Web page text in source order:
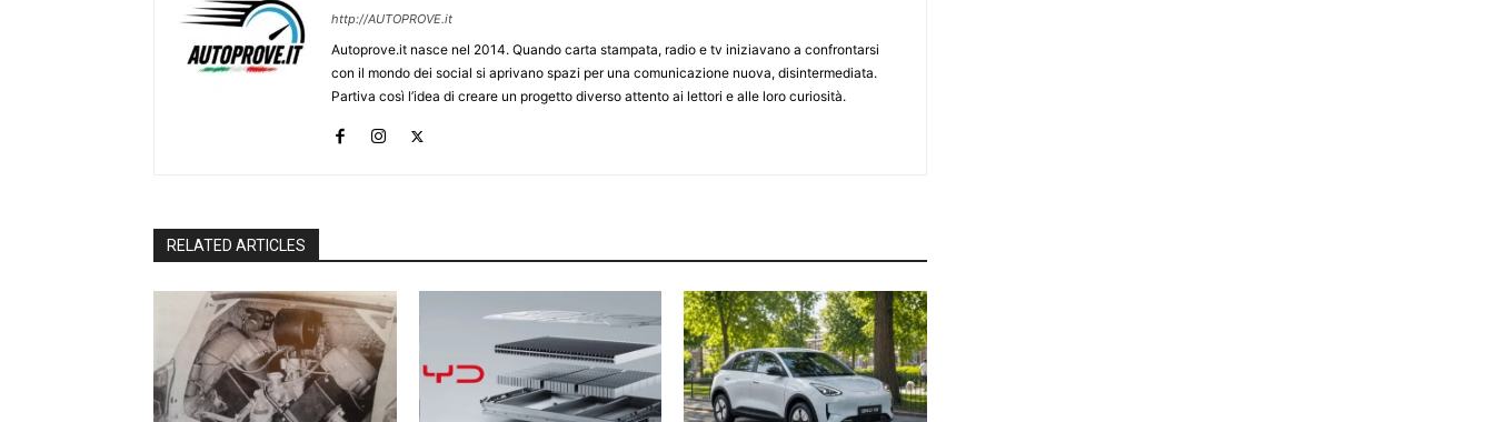
http://AUTOPROVE.it
Autoprove.it nasce nel 2014. Quando carta stampata, radio e tv iniziavano a confrontarsi
con il mondo dei social si aprivano spazi per una comunicazione nuova, disintermediata.
Partiva così l’idea di creare un progetto diverso attento ai lettori e alle loro curiosità.
RELATED ARTICLES